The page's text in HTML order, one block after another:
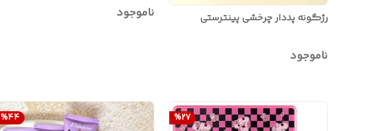
رژگونه پددار چرخشی پینترستی
ناموجود
کاربردی
ناموجود
%27
%44